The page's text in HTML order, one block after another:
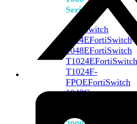
Series
FortiSwitch
1024EFortiSwitch
1048EFortiSwitch
T1024EFortiSwitch
T1024F-
FPOEFortiSwitch
1048G